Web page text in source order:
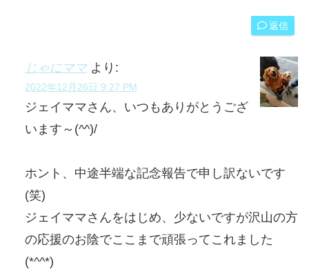
返信
じゃにママ より:
2022年12月26日 9:27 PM
ジェイママさん、いつもありがとうござ
います～(^^)/
ホント、中途半端な記念報告で申し訳ないです
(笑)
ジェイママさんをはじめ、少ないですが沢山の方
の応援のお陰でここまで頑張ってこれました
(*^^*)